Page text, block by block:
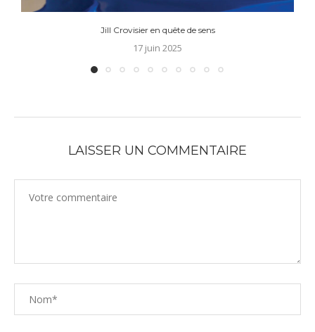
Jill Crovisier en quête de sens
17 juin 2025
LAISSER UN COMMENTAIRE